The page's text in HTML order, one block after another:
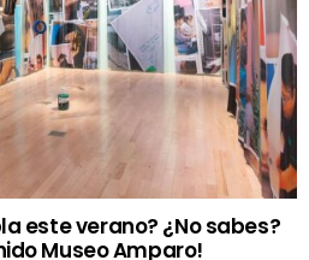
este verano? ¿No sabes?
Museo Amparo!